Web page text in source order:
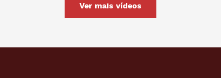
Ver mais vídeos